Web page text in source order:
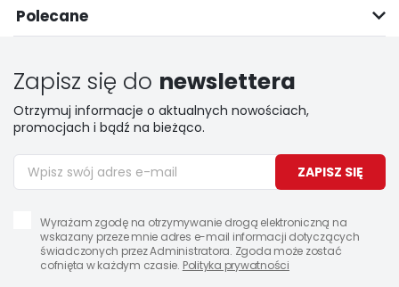
Polecane
Zapisz się do newslettera
Otrzymuj informacje o aktualnych nowościach,
promocjach i bądź na bieżąco.
ZAPISZ SIĘ
Wyrażam zgodę na otrzymywanie drogą elektroniczną na
wskazany przeze mnie adres e-mail informacji dotyczących
świadczonych przez Administratora. Zgoda może zostać
cofnięta w każdym czasie. Polityka prywatności